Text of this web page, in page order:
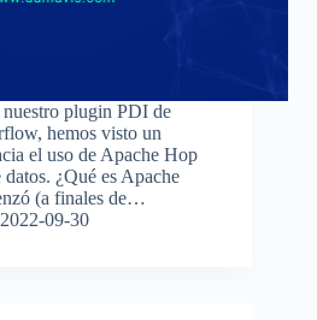
plugin PDI de
hemos visto un
el uso de Apache Hop
¿Qué es Apache
(a finales de…
2022-09-30